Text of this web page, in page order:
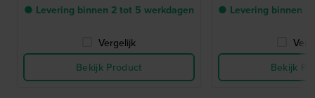
● Levering binnen 2 tot 5 werkdagen
Vergelijk
Bekijk Product
● Levering binnen 2
Bekijk